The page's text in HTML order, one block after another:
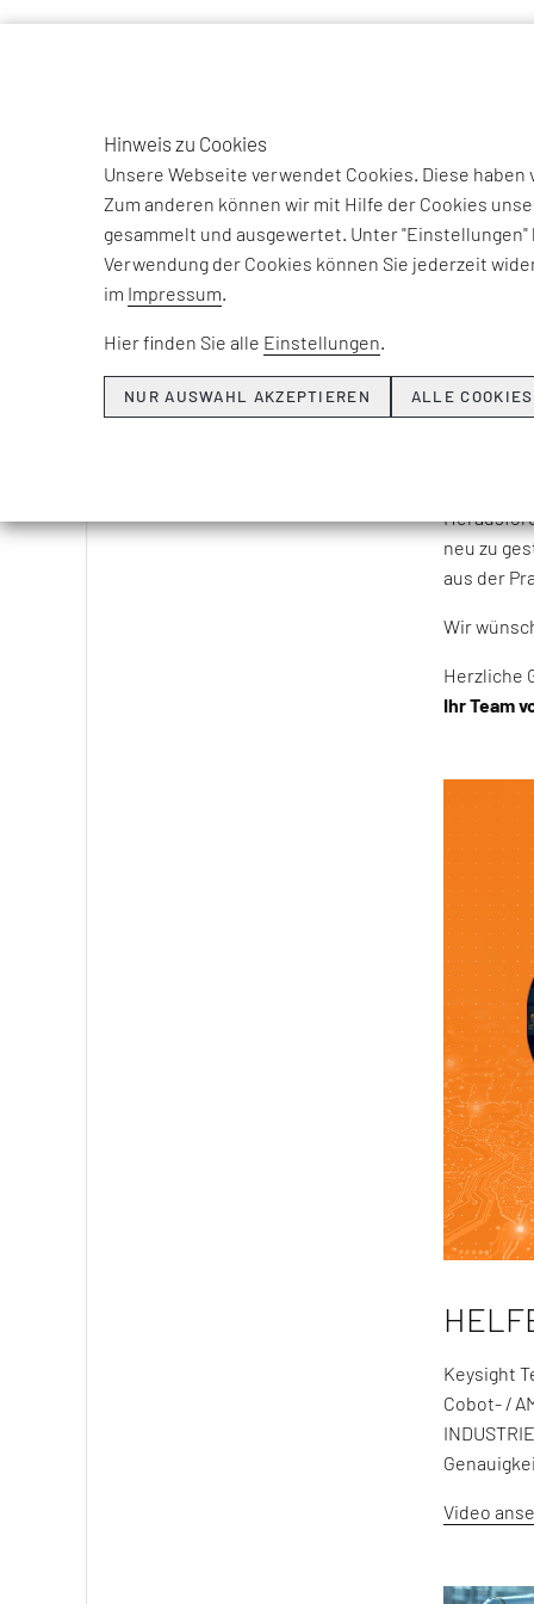
Neue
und
neu zu
aus der
Wir
Herzliche
Ihr Team
Keysight
Cobot- /
Video
Hinweis zu Cookies
Unsere Webseite verwendet Cookies. Diese
Zum anderen können wir mit Hilfe der Cookies
gesammelt und ausgewertet. Unter
Verwendung der Cookies können Sie jederzeit
im Impressum.
Hier finden Sie alle Einstellungen.
NUR AUSWAHL AKZEPTIEREN ALLE